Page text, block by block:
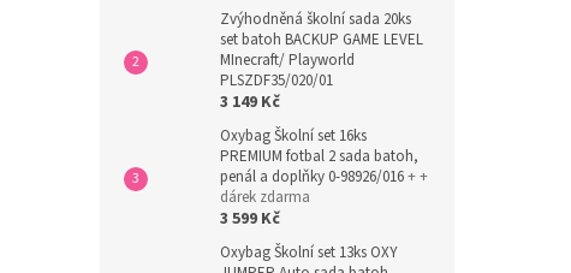
Zvýhodněná školní sada 20ks
set batoh BACKUP GAME LEVEL
MInecraft/ Playworld
PLSZDF35/020/01
3 149 Kč
Oxybag Školní set 16ks
PREMIUM fotbal 2 sada batoh,
penál a doplňky 0-98926/016+ +
dárek zdarma
3 599 Kč
Oxybag Školní set 13ks OXY